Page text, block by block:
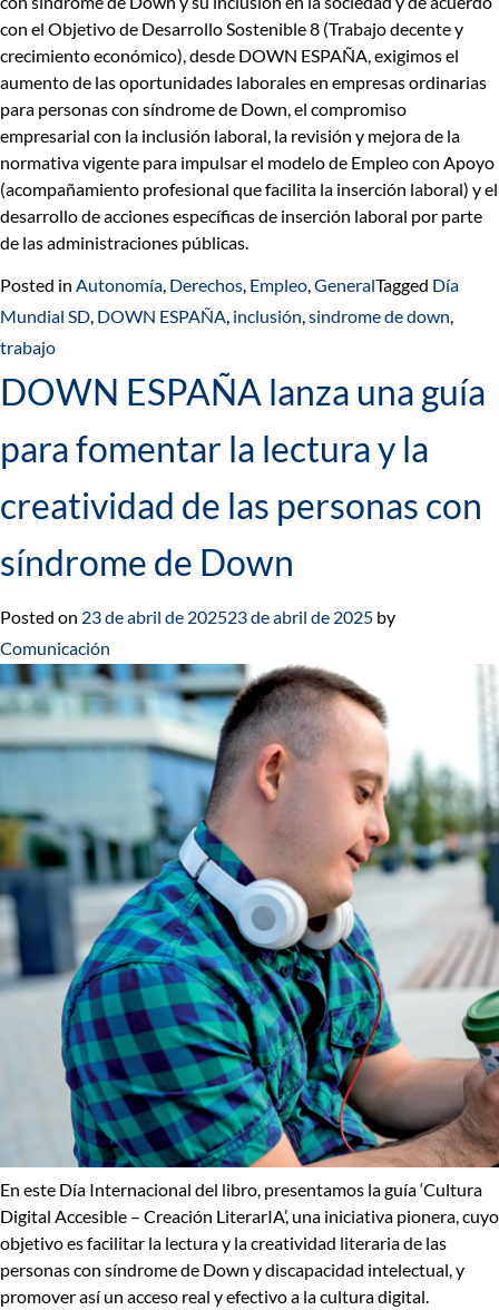
con el Objetivo de Desarrollo Sostenible 8 (Trabajo decente y
crecimiento económico), desde DOWN ESPAÑA, exigimos el
aumento de las oportunidades laboralesen empresas ordinarias
para personas con síndrome de Down, el compromiso
empresarial con la inclusión laboral, la revisión y mejora de la
normativa vigente para impulsar el modelo de Empleo con Apoyo
(acompañamiento profesional que facilita la inserción laboral) yel
desarrollo de acciones específicas de inserción laboral por parte
de las administraciones públicas.
Posted in Autonomía Derechos Empleo GeneralTagged Día
Mundial SD DOWN ESPAÑA inclusión sindrome de down
trabajo
DOWN ESPAÑA lanza una guía
para fomentar la lectura y la
creatividad de las personas con
síndrome de Down
Posted on 23 de abril de 202523 de abril de 2025 by
Comunicación
En este Día Internacional del libro, presentamos la guía ‘Cultura
Digital Accesible – Creación LiterarIA’, una iniciativa pionera, cuyo
objetivo esfacilitar la lectura y la creatividad literariade las
personas con síndrome de Down y discapacidad intelectual, y
promover así un acceso real y efectivo a la cultura digital